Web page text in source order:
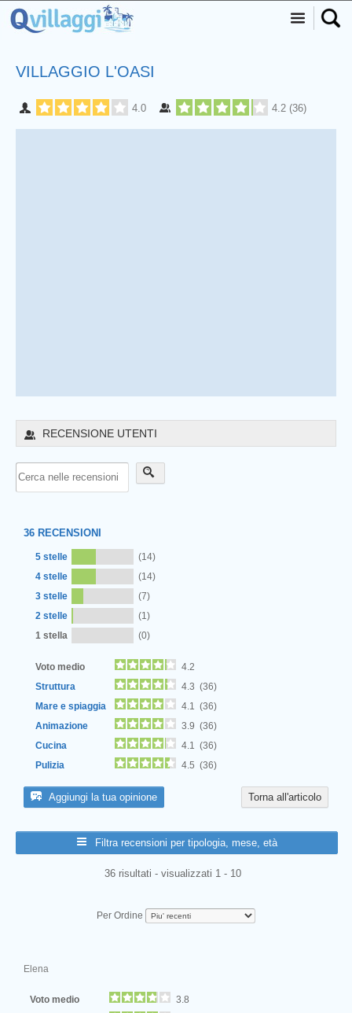
VILLAGGIO L'OASI
4.0 4.2 (36)
RECENSIONE UTENTI
36 RECENSIONI
5 stelle
(14)
4 stelle
(14)
3 stelle
(7)
2 stelle
(1)
1 stella
(0)
Voto medio
4.2
Struttura
4.3 (36)
Mare e spiaggia
4.1 (36)
Animazione
3.9 (36)
Cucina
4.1 (36)
Pulizia
4.5 (36)
Aggiungi la tua opinione Torna all'articolo
Filtra recensioni per tipologia, mese, età
36 risultati - visualizzati 1 - 10
Per Ordine
Elena
Voto medio
3.8